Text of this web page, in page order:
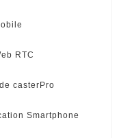
RTC
casterPro
Smartphone